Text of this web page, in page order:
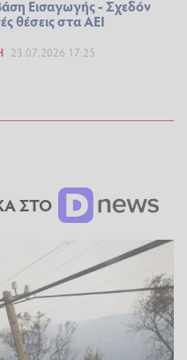
Εισαγωγής - Σχεδόν
θέσεις στα ΑΕΙ
23.07.2026 17:25
ΣΤΟ